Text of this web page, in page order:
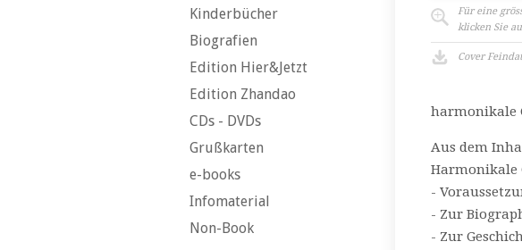
Kinderbücher
Biografien
Edition Hier&Jetzt
Edition Zhandao
CDs - DVDs
Grußkarten
e-books
Infomaterial
Non-Book
Für eine
klicken Sie
Cover
harmonikale
Aus dem
Harmonikale
-
- Zur
- Zur